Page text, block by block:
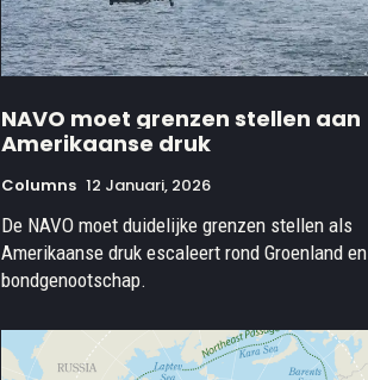
NAVO moet grenzen stellen aan
Amerikaanse druk
Columns 12 Januari, 2026
De NAVO moet duidelijke grenzen stellen als
Amerikaanse druk escaleert rond Groenland en
bondgenootschap.